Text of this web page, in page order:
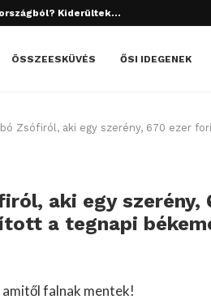
ÖSSZEESKÜVÉS ŐSI IDEGENEK
Zsófiról, aki egy szerény, 670 ezer
aki egy szerény,
a tegnapi
amitől falnak mentek!